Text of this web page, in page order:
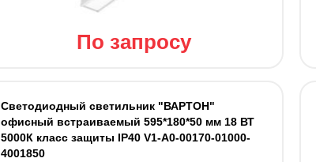
По запросу
Светодиодный светильник "ВАРТОН"
офисный встраиваемый 595*180*50 мм 18 ВТ
5000К класс защиты IP40 V1-A0-00170-01000-
4001850